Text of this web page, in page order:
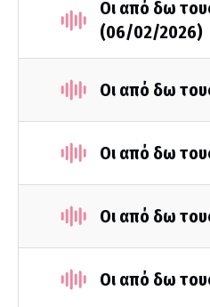
Οι από δω
(06/02/2026)
Οι από δω
Οι από δω
Οι από δω
Οι από δω